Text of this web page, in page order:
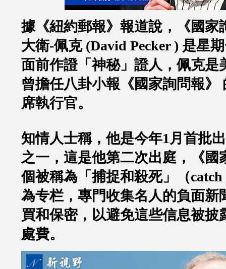
據《紐約郵報》報道說，《國家
大衛-佩克(David Pecker ) 是星
面前作證「神秘」證人，佩克是
曾擔任八卦小報《國家詢問報》
席執行官。
知情人士稱，他是今年1月首批
之一，這是他第二次出庭，《國
個被稱為「捕捉和殺死」（
為专栏，專門收集名人的負面新
買和保密，以避免這些信息被披
處費。